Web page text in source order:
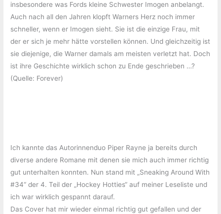
insbesondere was Fords kleine Schwester Imogen anbelangt.
Auch nach all den Jahren klopft Warners Herz noch immer
schneller, wenn er Imogen sieht. Sie ist die einzige Frau, mit
der er sich je mehr hätte vorstellen können. Und gleichzeitig ist
sie diejenige, die Warner damals am meisten verletzt hat. Doch
ist ihre Geschichte wirklich schon zu Ende geschrieben …?
(Quelle: Forever)
Ich kannte das Autorinnenduo Piper Rayne ja bereits durch
diverse andere Romane mit denen sie mich auch immer richtig
gut unterhalten konnten. Nun stand mit „Sneaking Around With
#34“ der 4. Teil der „Hockey Hotties“ auf meiner Leseliste und
ich war wirklich gespannt darauf.
Das Cover hat mir wieder einmal richtig gut gefallen und der